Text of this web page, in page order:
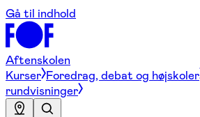
Gå til indhold
Aftenskolen
Kurser Foredrag, debat og højskoler
rundvisninger